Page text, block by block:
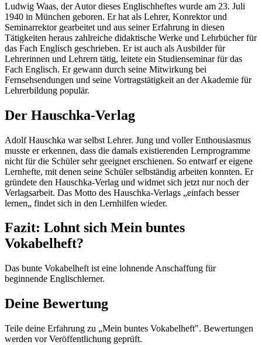
Ludwig Waas, der Autor dieses Englischheftes wurde am 23. Juli
1940 in München geboren. Er hat als Lehrer, Konrektor und
Seminarrektor gearbeitet und aus seiner Erfahrung in diesen
Tätigkeiten heraus zahlreiche didaktische Werke und Lehrbücher für
das Fach Englisch geschrieben. Er ist auch als Ausbilder für
Lehrerinnen und Lehrern tätig, leitete ein Studienseminar für das
Fach Englisch. Er gewann durch seine Mitwirkung bei
Fernsehsendungen und seine Vortragstätigkeit an der Akademie für
Lehrerbildung populär.
Der Hauschka-Verlag
Adolf Hauschka war selbst Lehrer. Jung und voller Enthousiasmus
musste er erkennen, dass die damals existierenden Lernprogramme
nicht für die Schüler sehr geeignet erschienen. So entwarf er eigene
Lernhefte, mit denen seine Schüler selbständig arbeiten konnten. Er
gründete den Hauschka-Verlag und widmet sich jetzt nur noch der
Verlagsarbeit. Das Motto des Hauschka-Verlags „einfach besser
lernen„ findet sich in den Lernhilfen wieder.
Fazit: Lohnt sich Mein buntes
Vokabelheft?
Das bunte Vokabelheft ist eine lohnende Anschaffung für
beginnende Englischlerner.
Deine Bewertung
Teile deine Erfahrung zu „Mein buntes Vokabelheft". Bewertungen
werden vor Veröffentlichung geprüft.